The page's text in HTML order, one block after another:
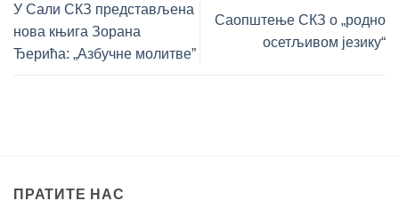
У Сали СКЗ представљена
нова књига Зорана
Ђерића: „Азбучне молитве”
Саопштење СКЗ о „родно
осетљивом језику“
ПРАТИТЕ НАС